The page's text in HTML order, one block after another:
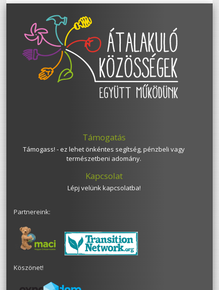
Támogatás
Támogass! - ez lehet önkéntes segítség, pénzbeli vagy
természetbeni adomány.
Kapcsolat
Lépj velünk kapcsolatba!
Partnereink:
Köszönet!